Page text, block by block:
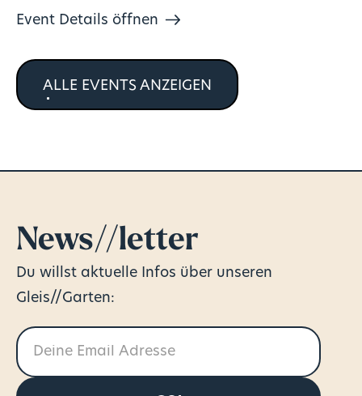
Event Details öffnen
ALLE EVENTS ANZEIGEN
News//letter
Du willst aktuelle Infos über unseren
Gleis//Garten: